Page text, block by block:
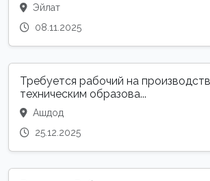
Эйлат
08.11.2025
Требуется рабочий на
техническим образова...
Ашдод
25.12.2025